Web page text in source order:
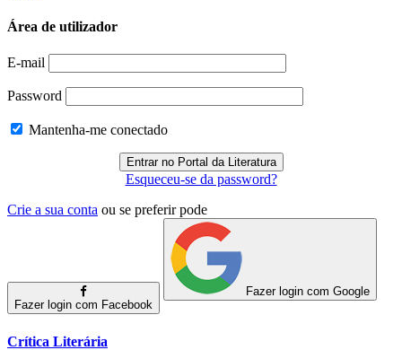
Área de utilizador
E-mail
Password
Mantenha-me conectado
Esqueceu-se da password?
Crie a sua conta ou se preferir pode
Fazer login com Facebook
Fazer login com Google
Crítica Literária